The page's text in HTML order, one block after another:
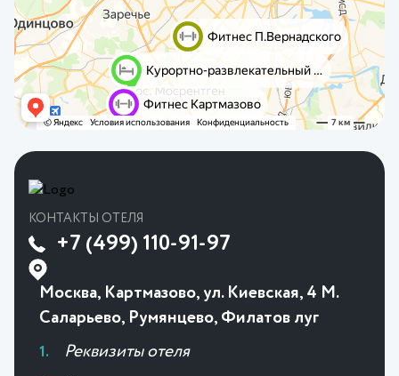
КОНТАКТЫ ОТЕЛЯ
+7 (499) 110-91-97
Москва, Картмазово, ул. Киевская, 4 М.
Саларьево, Румянцево, Филатов луг
Реквизиты отеля